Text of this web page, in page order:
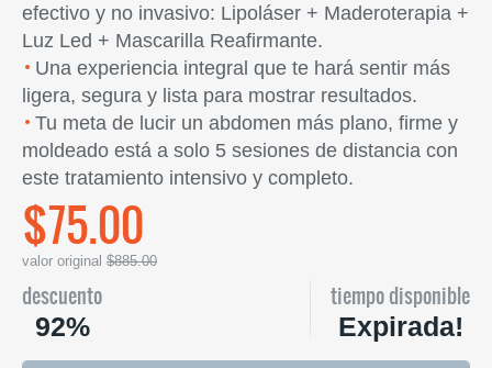
efectivo y no invasivo: Lipoláser + Maderoterapia +
Luz Led + Mascarilla Reafirmante.
Una experiencia integral que te hará sentir más
ligera, segura y lista para mostrar resultados.
Tu meta de lucir un abdomen más plano, firme y
moldeado está a solo 5 sesiones de distancia con
este tratamiento intensivo y completo.
$75.00
valor original $885.00
descuento
92%
tiempo disponible
Expirada!